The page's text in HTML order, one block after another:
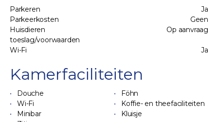
Parkeren
Ja
Parkeerkosten
Geen
Huisdieren
toeslag/voorwaarden
Op aanvraag
Wi-Fi Ja
Kamerfaciliteiten
Douche
Föhn
Wi-Fi
Koffie- en theefaciliteiten
Minibar
Kluisje